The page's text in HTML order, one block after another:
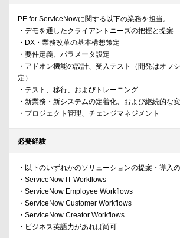
PE for ServiceNowに関する以下の業務を担当。
・デモを通したクライアントニーズの把握と提案
・DX・業務改革の基本構想策定
・要件定義、パラメータ設定
・アドオン機能の設計、受入テスト（開発はオフ
定）
・テスト、移行、およびトレーニング
・新業務・新システムの定着化、および継続的な
・プロジェクト管理、チェンジマネジメント
必要経験
・以下のいずれかのソリューションの提案・導入
・ServiceNow IT Workflows
・ServiceNow Employee Workflows
・ServiceNow Customer Workflows
・ServiceNow Creator Workflows
・ビジネス英語力があれば尚可